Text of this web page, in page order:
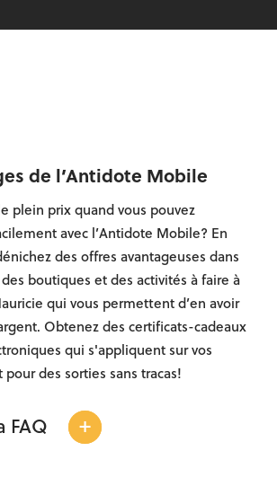
de l’Antidote Mobile
plein prix quand vous pouvez
avec l’Antidote Mobile? En
des offres avantageuses dans
boutiques et des activités à faire à
qui vous permettent d’en avoir
Obtenez des certificats-cadeaux
qui s'appliquent sur vos
des sorties sans tracas!
FAQ +